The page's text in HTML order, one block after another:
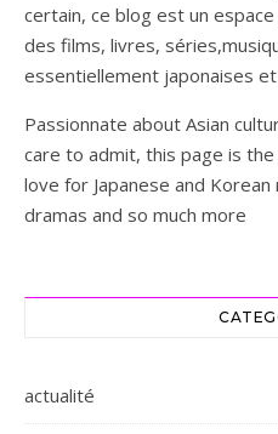
certain, ce blog est un
des films, livres,
essentiellement japonaises
Passionnate about Asian
care to admit, this page is
love for Japanese and
dramas and so much more
actualité